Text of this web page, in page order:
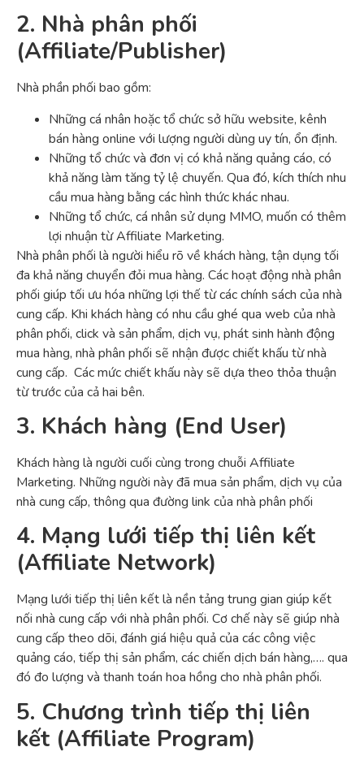
2. Nhà phân phối
(Affiliate/Publisher)
Nhà phần phối bao gồm:
Những cá nhân hoặc tổ chức sở hữu website, kênh
bán hàng online với lượng người dùng uy tín, ổn định.
Những tổ chức và đơn vị có khả năng quảng cáo, có
khả năng làm tăng tỷ lệ chuyến. Qua đó, kích thích nhu
cầu mua hàng bằng các hình thức khác nhau.
Những tổ chức, cá nhân sử dụng MMO, muốn có thêm
lợi nhuận từ Affiliate Marketing.
Nhà phân phối là người hiểu rõ về khách hàng, tận dụng tối
đa khả năng chuyển đỏi mua hàng. Các hoạt động nhà phân
phối giúp tối ưu hóa những lợi thế từ các chính sách của nhà
cung cấp. Khi khách hàng có nhu cầu ghé qua web của nhà
phân phối, click và sản phẩm, dịch vụ, phát sinh hành động
mua hàng, nhà phân phối sẽ nhận được chiết khấu từ nhà
cung cấp. Các mức chiết khấu này sẽ dựa theo thỏa thuận
từ trước của cả hai bên.
3. Khách hàng (End User)
Khách hàng là người cuối cùng trong chuỗi Affiliate
Marketing. Những người này đã mua sản phẩm, dịch vụ của
nhà cung cấp, thông qua đường link của nhà phân phối
4. Mạng lưới tiếp thị liên kết
(Affiliate Network)
Mạng lưới tiếp thị liên kết là nền tảng trung gian giúp kết
nối nhà cung cấp với nhà phân phối. Cơ chế này sẽ giúp nhà
cung cấp theo dõi, đánh giá hiệu quả của các công việc
quảng cáo, tiếp thị sản phẩm, các chiến dịch bán hàng,…. qua
đó đo lượng và thanh toán hoa hồng cho nhà phân phối.
5. Chương trình tiếp thị liên
kết (Affiliate Program)